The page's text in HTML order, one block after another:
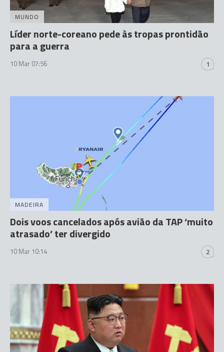
MUNDO
Líder norte-coreano pede às tropas prontidão
para a guerra
10 Mar 07:56 1
MADEIRA
Dois voos cancelados após avião da TAP ‘muito
atrasado’ ter divergido
10 Mar 10:14 2